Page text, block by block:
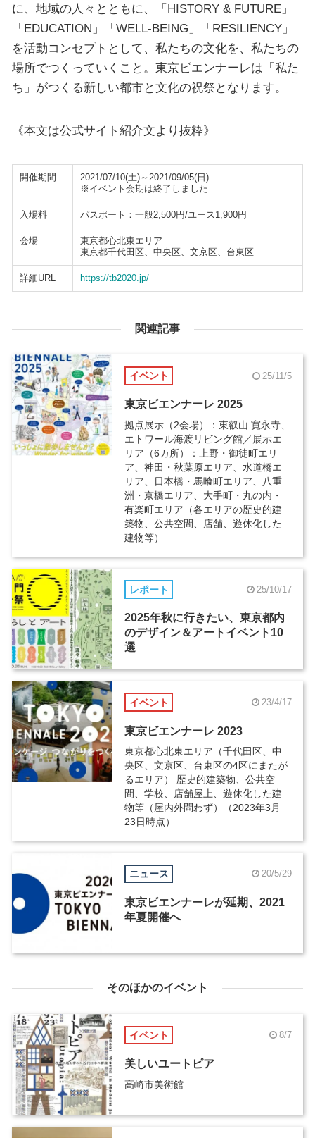
に、地域の人々とともに、「HISTORY & FUTURE」
「EDUCATION」「WELL-BEING」「RESILIENCY」
を活動コンセプトとして、私たちの文化を、私たちの
場所でつくっていくこと。東京ビエンナーレは「私た
ち」がつくる新しい都市と文化の祝祭となります。
《本文は公式サイト紹介文より抜粋》
開催期間
2021/07/10(土)～2021/09/05(日)
※イベント会期は終了しました
入場料 パスポート：一般2,500円/ユース1,900円
会場
東京都心北東エリア
東京都千代田区、中央区、文京区、台東区
詳細URL https://tb2020.jp/
関連記事
イベント 25/11/5
東京ビエンナーレ 2025
拠点展示（2会場）：東叡山 寛永寺、
エトワール海渡リビング館／展示エ
リア（6カ所）：上野・御徒町エリ
ア、神田・秋葉原エリア、水道橋エ
リア、日本橋・馬喰町エリア、八重
洲・京橋エリア、大手町・丸の内・
有楽町エリア（各エリアの歴史的建
築物、公共空間、店舗、遊休化した
建物等）
レポート 25/10/17
2025年秋に行きたい、東京都内
のデザイン＆アートイベント10
選
イベント 23/4/17
東京ビエンナーレ 2023
東京都心北東エリア（千代田区、中
央区、文京区、台東区の4区にまたが
るエリア） 歴史的建築物、公共空
間、学校、店舗屋上、遊休化した建
物等（屋内外問わず）（2023年3月
23日時点）
ニュース 20/5/29
東京ビエンナーレが延期、2021
年夏開催へ
そのほかのイベント
イベント 8/7
美しいユートピア
高崎市美術館